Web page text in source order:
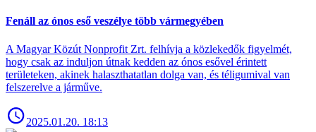
Fenáll az ónos eső veszélye több vármegyében
A Magyar Közút Nonprofit Zrt. felhívja a közlekedők figyelmét,
hogy csak az induljon útnak kedden az ónos esővel érintett
területeken, akinek halaszthatatlan dolga van, és téligumival van
felszerelve a járműve.
2025.01.20. 18:13